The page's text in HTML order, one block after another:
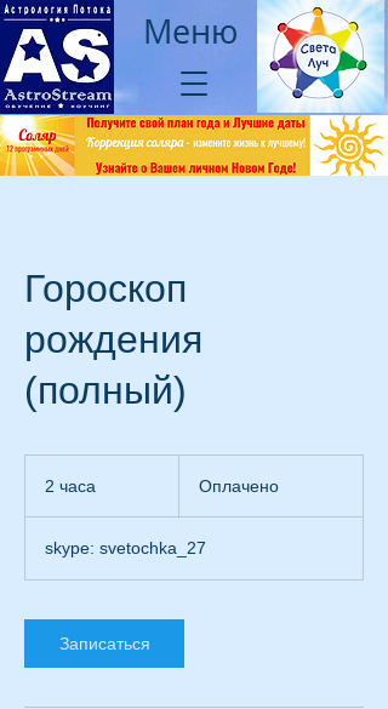
Меню
Гороскоп
рождения
(полный)
2 часа
с
а
Оплачено
skype: svetochka_27
Записаться